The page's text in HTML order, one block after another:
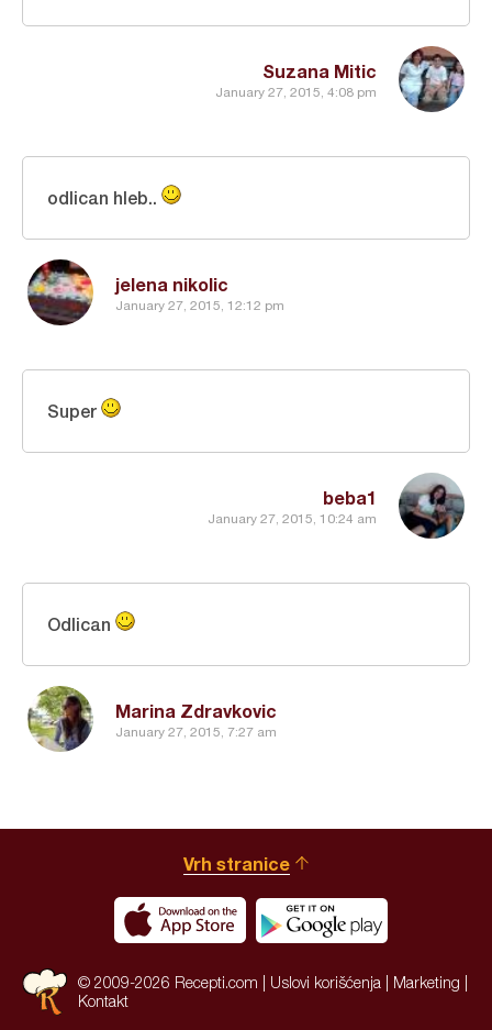
Suzana Mitic
January 27, 2015, 4:08 pm
jelena nikolic
January 27, 2015, 12:12 pm
odlican hleb..
beba1
January 27, 2015, 10:24 am
Super
Marina Zdravkovic
January 27, 2015, 7:27 am
Odlican
Vrh stranice
© 2009-2026 Recepti.com | Uslovi korišćenja Marketing
Kontakt